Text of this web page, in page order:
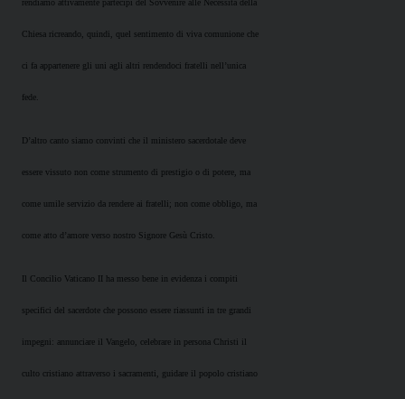
rendiamo attivamente partecipi del Sovvenire alle Necessità della
Chiesa ricreando, quindi, quel sentimento di viva comunione che
ci fa appartenere gli uni agli altri rendendoci fratelli nell’unica
fede.
D’altro canto siamo convinti che il ministero sacerdotale deve
essere vissuto non come strumento di prestigio o di potere, ma
come umile servizio da rendere ai fratelli; non come obbligo, ma
come atto d’amore verso nostro Signore Gesù Cristo.
Il Concilio Vaticano II ha messo bene in evidenza i compiti
specifici del sacerdote che possono essere riassunti in tre grandi
impegni: annunciare il Vangelo, celebrare in persona Christi il
culto cristiano attraverso i sacramenti, guidare il popolo cristiano